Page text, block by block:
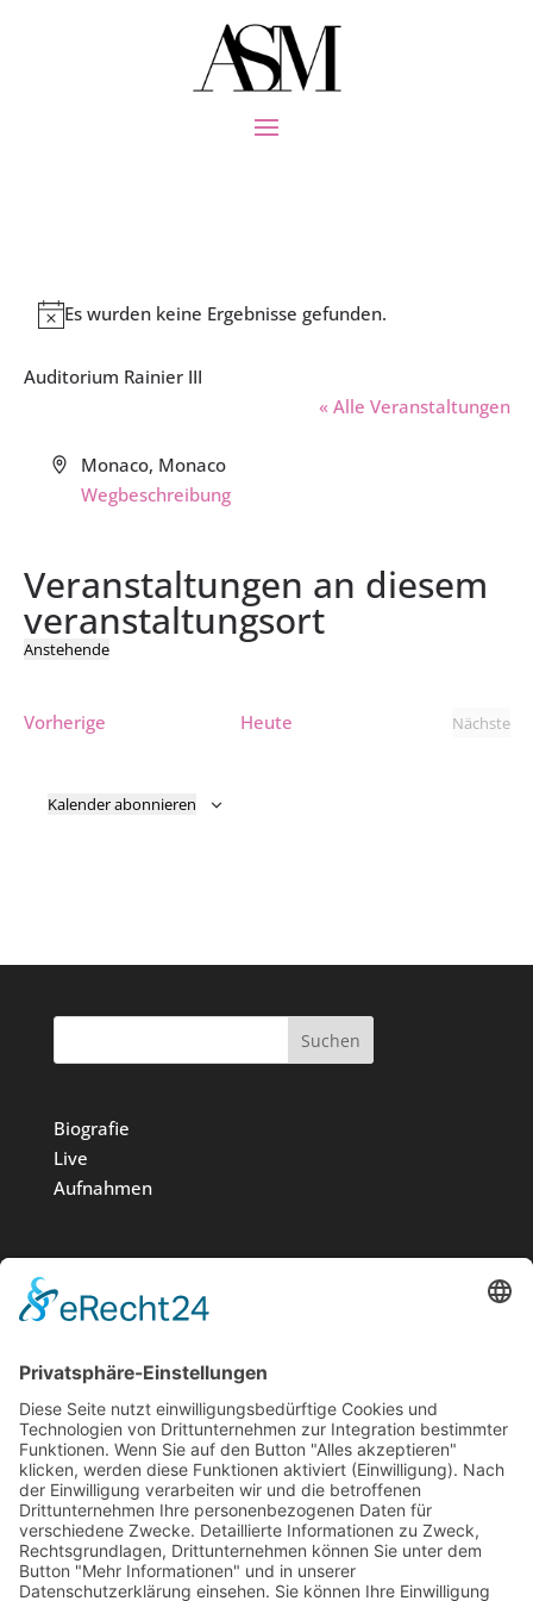
Hinweis
Es wurden keine Ergebnisse gefunden.
Auditorium Rainier III
« Alle Veranstaltungen
Adresse
Monaco, Monaco
Wegbeschreibung
Veranstaltungen an diesem
veranstaltungsort
Anstehende
VorherigeVeranstaltungenHeute
Nächste
Kalender abonnieren
Suchen
Biografie
Live
Aufnahmen
Medien
News
Kontakt
Impressum
Datenschutz